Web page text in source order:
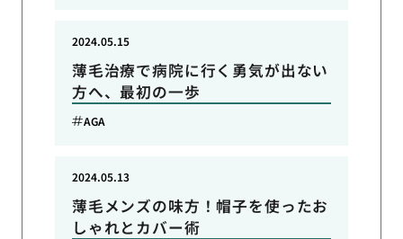
薄毛治療で病院に行く勇気が出ない
方へ、最初の一歩
2024.05.15
AGA
薄毛メンズの味方！帽子を使ったお
しゃれとカバー術
2024.05.13